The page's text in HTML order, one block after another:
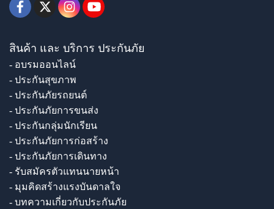
สินค้า และ บริการ ประกันภัย
- อบรมออนไลน์
- ประกันสุขภาพ
- ประกันภัยรถยนต์
- ประกันภัยการขนส่ง
- ประกันกลุ่มนักเรียน
- ประกันภัยการก่อสร้าง
- ประกันภัยการเดินทาง
- รับสมัครตัวแทนนายหน้า
- มุมคิดสร้างแรงบันดาลใจ
- บทความเกี่ยวกับประกันภัย